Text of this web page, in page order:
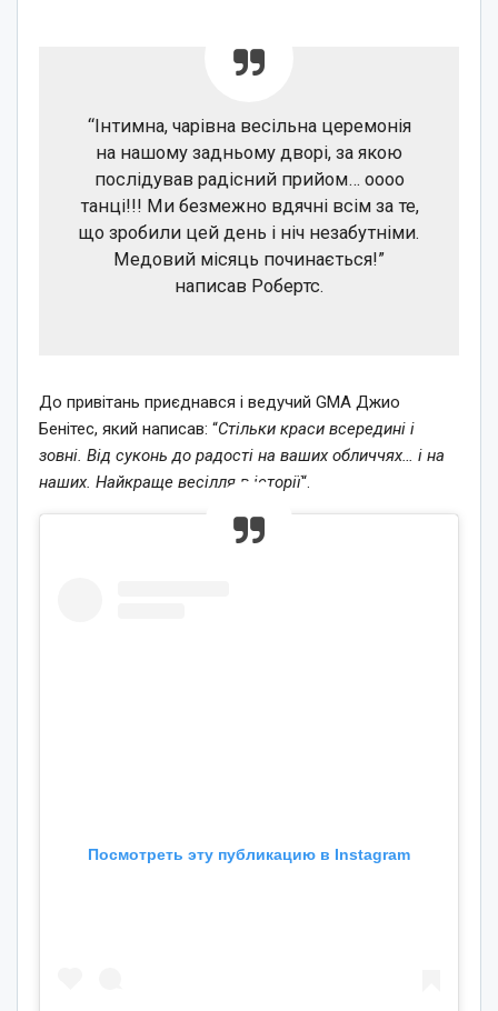
“Інтимна, чарівна весільна церемонія
на нашому задньому дворі, за якою
послідував радісний прийом… оооо
танці!!! Ми безмежно вдячні всім за те,
що зробили цей день і ніч незабутніми.
Медовий місяць починається!”
написав Робертс.
До привітань приєднався і ведучий GMA Джио
Бенітес, який написав: “Стільки краси всередині і
зовні. Від суконь до радості на ваших обличчях… і на
наших. Найкраще весілля в історії“.
Посмотреть эту публикацию в Instagram